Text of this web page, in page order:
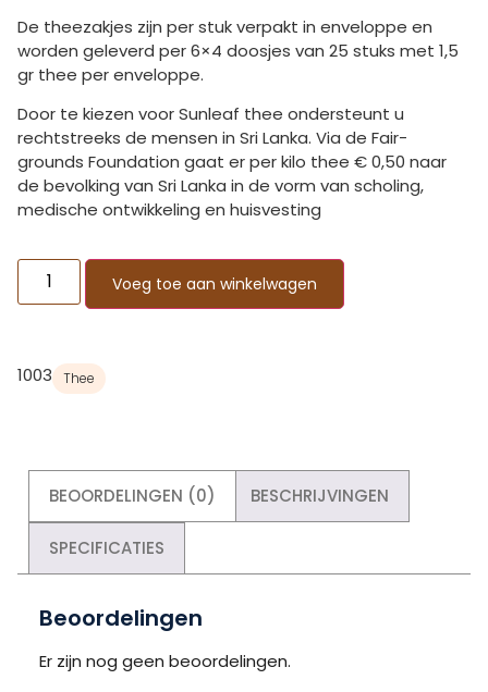
De theezakjes zijn per stuk verpakt in enveloppe en
worden geleverd per 6×4 doosjes van 25 stuks met 1,5
gr thee per enveloppe.
Door te kiezen voor Sunleaf thee ondersteunt u
rechtstreeks de mensen in Sri Lanka. Via de Fair-
grounds Foundation gaat er per kilo thee € 0,50 naar
de bevolking van Sri Lanka in de vorm van scholing,
medische ontwikkeling en huisvesting
Voeg toe aan winkelwagen
1003 Thee
BEOORDELINGEN (0) BESCHRIJVINGEN
SPECIFICATIES
Beoordelingen
Er zijn nog geen beoordelingen.